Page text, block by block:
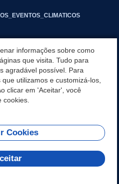
informações sobre como
que visita. Tudo para
agradável possível. Para
utilizamos e customizá-los,
clicar em 'Aceitar', você
cookies.
Cookies